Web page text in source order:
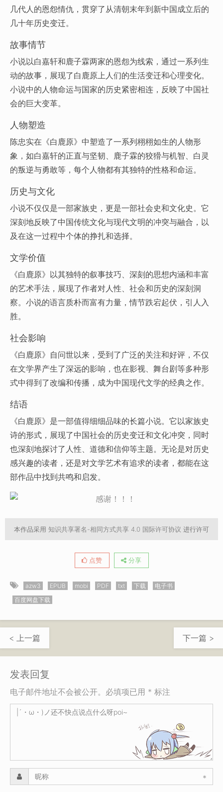
几代人的恩怨情仇，贯穿了从清朝末年到新中国成立后的
几十年历史变迁。
故事情节
小说以白嘉轩和鹿子霖两家的恩怨为线索，通过一系列生
动的故事，展现了白鹿原上人们的生活变迁和心理变化。
小说中的人物命运与国家的历史紧密相连，反映了中国社
会的巨大变革。
人物塑造
陈忠实在《白鹿原》中塑造了一系列栩栩如生的人物形
象，如白嘉轩的正直与坚韧、鹿子霖的狡猾与机智、白灵
的叛逆与勇敢等，每个人物都有其独特的性格和命运。
历史与文化
小说不仅仅是一部家族史，更是一部社会史和文化史。它
深刻地反映了中国传统文化与现代文明的冲突与融合，以
及在这一过程中个体的挣扎和选择。
文学价值
《白鹿原》以其独特的叙事技巧、深刻的思想内涵和丰富
的艺术手法，展现了作者对人性、社会和历史的深刻洞
察。小说的语言质朴而富有力量，情节跌宕起伏，引人入
胜。
社会影响
《白鹿原》自问世以来，受到了广泛的关注和好评，不仅
在文学界产生了深远的影响，也在影视、舞台剧等多种形
式中得到了改编和传播，成为中国现代文学的经典之作。
结语
《白鹿原》是一部值得细细品味的长篇小说。它以家族史
诗的形式，展现了中国社会的历史变迁和文化冲突，同时
也深刻地探讨了人性、道德和信仰等主题。无论是对历史
感兴趣的读者，还是对文学艺术有追求的读者，都能在这
部作品中找到共鸣和启发。
本作品采用 知识共享署名-相同方式共享 4.0 国际许可协议 进行许可
点赞 分享
azw3 EPUB mobi PDF txt 下载
电子书
百度网盘下载
< 上一篇 下一篇 >
发表回复
电子邮件地址不会被公开。必填项已用 * 标注
*